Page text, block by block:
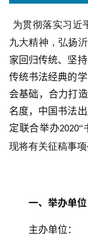
为贯彻落实习近
九大精神，弘扬
家回归传统、坚
传统书法经典的
会基础，合力打
名度，中国书法
定联合举办2020“
现将有关征稿事项
一、举办单位
主办单位：